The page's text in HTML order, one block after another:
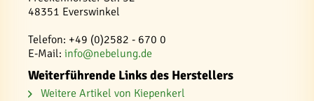
48351 Everswinkel
Telefon: +49 (0)2582 - 670 0
E-Mail: info@nebelung.de
Weiterführende Links des Herstellers
Weitere Artikel von Kiepenkerl